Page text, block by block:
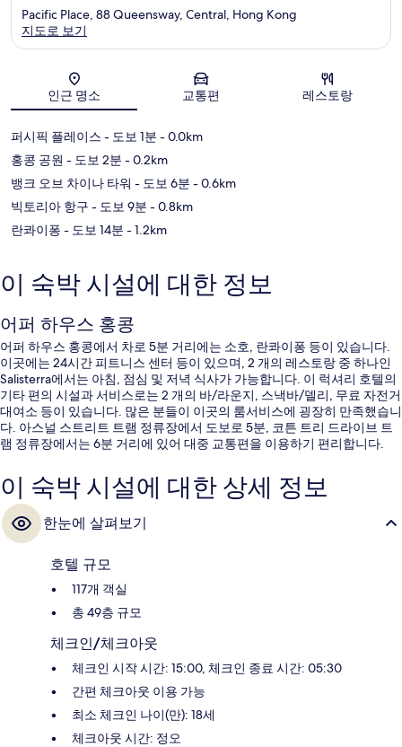
지도
Pacific Place, 88 Queensway, Central, Hong Kong
지도로 보기
인근 명소 교통편 레스토랑
퍼시픽 플레이스 - 도보 1분 - 0.0km
홍콩 공원 - 도보 2분 - 0.2km
뱅크 오브 차이나 타워 - 도보 6분 - 0.6km
빅토리아 항구 - 도보 9분 - 0.8km
란콰이퐁 - 도보 14분 - 1.2km
이 숙박 시설에 대한 정보
어퍼 하우스 홍콩
어퍼 하우스 홍콩에서 차로 5분 거리에는 소호, 란콰이퐁 등이 있습니다.
이곳에는 24시간 피트니스 센터 등이 있으며, 2 개의 레스토랑 중 하나인
Salisterra에서는 아침, 점심 및 저녁 식사가 가능합니다. 이 럭셔리 호텔의
기타 편의 시설과 서비스로는 2 개의 바/라운지, 스낵바/델리, 무료 자전거
대여소 등이 있습니다. 많은 분들이 이곳의 룸서비스에 굉장히 만족했습니
다. 아스널 스트리트 트램 정류장에서 도보로 5분, 코튼 트리 드라이브 트
램 정류장에서는 6분 거리에 있어 대중 교통편을 이용하기 편리합니다.
이 숙박 시설에 대한 상세 정보
한눈에 살펴보기
호텔 규모
117개 객실
총 49층 규모
체크인/체크아웃
체크인 시작 시간: 15:00, 체크인 종료 시간: 05:30
간편 체크아웃 이용 가능
최소 체크인 나이(만): 18세
체크아웃 시간: 정오